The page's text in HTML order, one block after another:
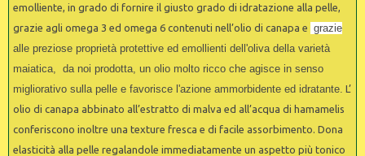
emolliente, in grado di fornire il giusto grado di idratazione alla pelle,
grazie agli omega 3 ed omega 6 contenuti nell’olio di canapa e grazie
alle preziose proprietà protettive ed emollienti dell'oliva della varietà
maiatica, da noi prodotta, un olio molto ricco che agisce in senso
migliorativo sulla pelle e favorisce l'azione ammorbidente ed idratante. L’
olio di canapa abbinato all’estratto di malva ed all’acqua di hamamelis
conferiscono inoltre una texture fresca e di facile assorbimento. Dona
elasticità alla pelle regalandole immediatamente un aspetto più tonico